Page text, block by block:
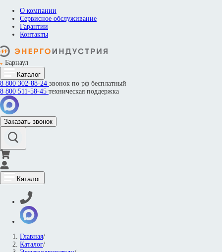
О компании
Сервисное обслуживание
Гарантии
Контакты
Барнаул
Каталог
8 800 302-88-24 звонок по рф бесплатный
8 800 511-58-45 техническая поддержка
Заказать звонок
Каталог
Главная/
Каталог/